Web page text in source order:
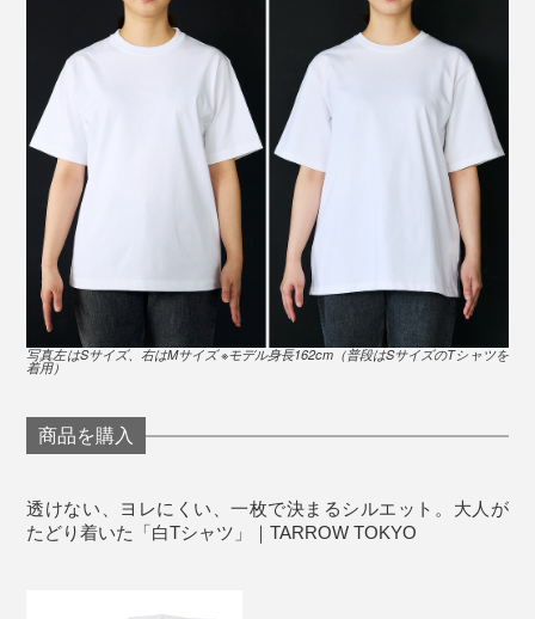
減のドロップショルダー。「白Tシャツ一枚では、ちょ
っと心許ない……」と思っている大人にこそ、試してほ
しいカタチです。
※モデル身長173cm「Mサイズ」着用
デニムやスラックス、ショートパンツ、スカート……ど
んなボトムスともバランスよく合わせられるサイズ感
写真左はSサイズ、右はMサイズ ※モデル身長162cm（普段はSサイズのTシャツを
着用）
商品を購入
透けない、ヨレにくい、一枚で決まるシルエット。大人が
たどり着いた「白Tシャツ」｜TARROW TOKYO